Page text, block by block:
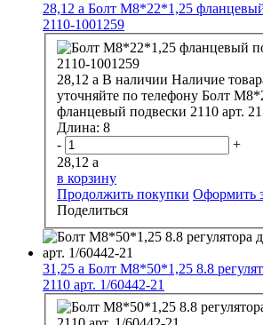
28,12 a Болт М8*22*1,25 фланцевый
2110-1001259
28,12 a В наличии Наличие
уточняйте по телефону Болт
фланцевый
Длина: 8
-
+
28,12 a
в корзину
Продолжить покупки Оформить
Поделиться
31,25 a Болт М8*50*1,25 8.8
2110 арт. 1/60442-21